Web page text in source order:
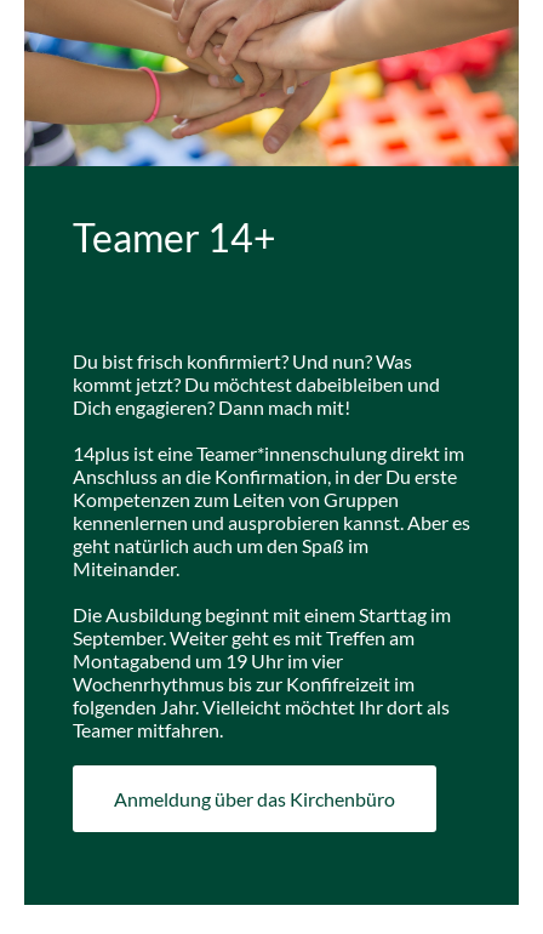
Teamer 14+
Du bist frisch konfirmiert? Und nun? Was
kommt jetzt? Du möchtest dabeibleiben und
Dich engagieren? Dann mach mit!
14plus ist eine Teamer*innenschulung direkt im
Anschluss an die Konfirmation, in der Du erste
Kompetenzen zum Leiten von Gruppen
kennenlernen und ausprobieren kannst. Aber es
geht natürlich auch um den Spaß im
Miteinander.
Die Ausbildung beginnt mit einem Starttag im
September. Weiter geht es mit Treffen am
Montagabend um 19 Uhr im vier
Wochenrhythmus bis zur Konfifreizeit im
folgenden Jahr. Vielleicht möchtet Ihr dort als
Teamer mitfahren.
Anmeldung über das Kirchenbüro